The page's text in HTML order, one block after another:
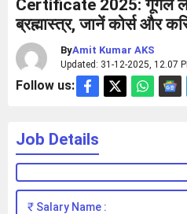
Certificate 2025: गूगल
ब्रह्मास्त्र, जानें कोर्स और
ByAmit Kumar AKS
Updated: 31-12-2025, 12.07
Follow us:
Job Details
Salary Name :